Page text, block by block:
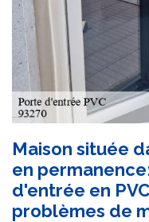
Maison située
en
d'entrée en
problèmes de